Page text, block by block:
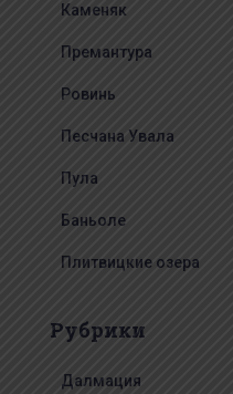
Каменяк
Премантура
Ровинь
Песчана Увала
Пула
Баньоле
Плитвицкие озера
Рубрики
Далмация